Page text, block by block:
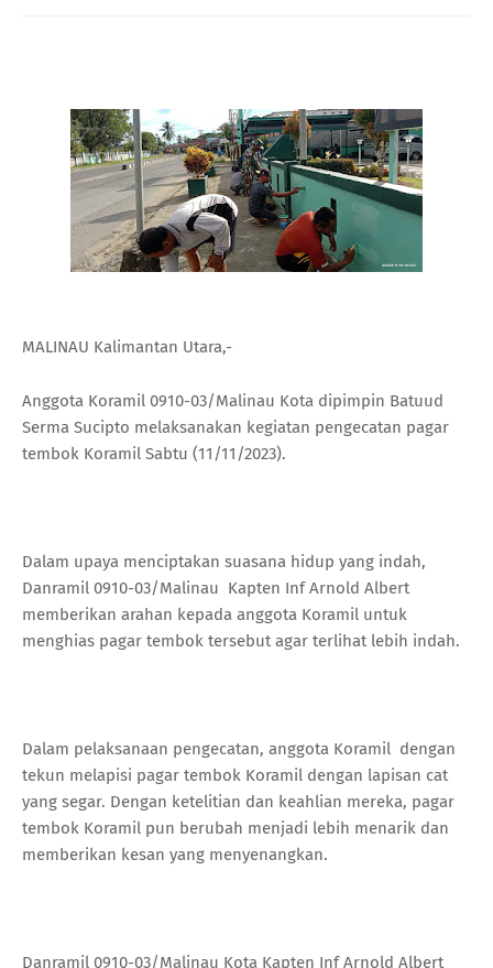
MALINAU Kalimantan Utara,-
Anggota Koramil 0910-03/Malinau Kota dipimpin Batuud
Serma Sucipto melaksanakan kegiatan pengecatan pagar
tembok Koramil Sabtu (11/11/2023).
Dalam upaya menciptakan suasana hidup yang indah,
Danramil 0910-03/Malinau Kapten Inf Arnold Albert
memberikan arahan kepada anggota Koramil untuk
menghias pagar tembok tersebut agar terlihat lebih indah.
Dalam pelaksanaan pengecatan, anggota Koramil dengan
tekun melapisi pagar tembok Koramil dengan lapisan cat
yang segar. Dengan ketelitian dan keahlian mereka, pagar
tembok Koramil pun berubah menjadi lebih menarik dan
memberikan kesan yang menyenangkan.
Danramil 0910-03/Malinau Kota Kapten Inf Arnold Albert